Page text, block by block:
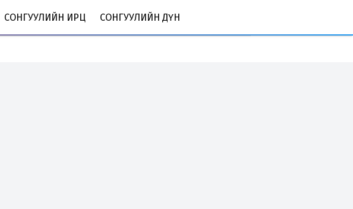
СОНГУУЛИЙН ИРЦ СОНГУУЛИЙН ДҮН